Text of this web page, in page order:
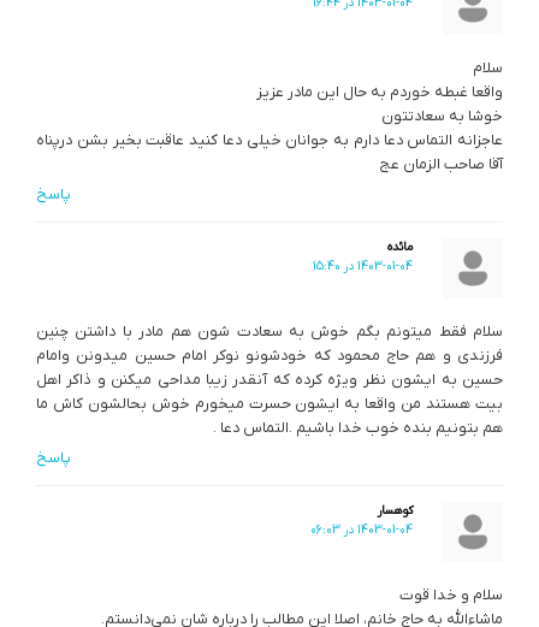
1403-01-04 در 16:44
سلام
واقعا غبطه خوردم به حال این مادر عزیز
خوشا به سعادتتون
عاجزانه التماس دعا دارم به جوانان خیلی دعا کنید عاقبت بخیر بشن درپناه
آقا صاحب الزمان عج
پاسخ
مائده
1403-01-04 در 15:40
سلام فقط میتونم بگم خوش به سعادت شون هم مادر با داشتن چنین
فرزندی و هم حاج محمود که خودشونو نوکر امام حسین میدونن وامام
حسین به ایشون نظر ویژه کرده که آنقدر زیبا مداحی میکنن و ذاکر اهل
بیت هستند من واقعا به ایشون حسرت میخورم خوش بحالشون کاش ما
هم بتونیم بنده خوب خدا باشیم .التماس دعا .
پاسخ
کوهسار
1403-01-04 در 06:03
سلام و خدا قوت
ماشاءالله به حاج خانم، اصلا این مطالب را درباره شان نمی‌دانستم.